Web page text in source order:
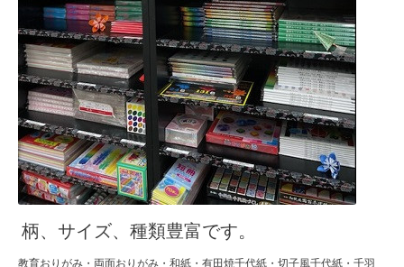
柄、サイズ、種類豊富です。
教育おりがみ・両面おりがみ・和紙・有田焼千代紙・切子風千代紙・千羽